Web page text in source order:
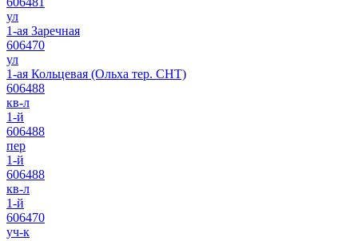
ул
1-ая Заречная
606470
ул
1-ая Кольцевая (Ольха тер. СНТ)
606488
кв-л
1-й
606488
пер
1-й
606488
кв-л
1-й
606470
уч-к